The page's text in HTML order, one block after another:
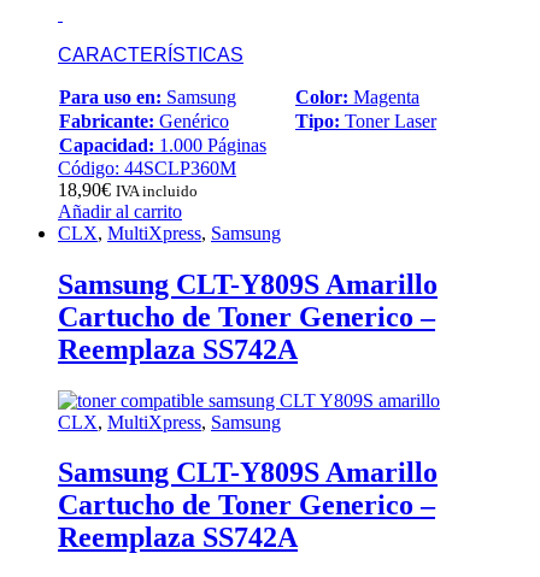
CARACTERÍSTICAS
Para uso en: Samsung Color: Magenta
Fabricante: Genérico Tipo: Toner Laser
Capacidad: 1.000 Páginas
Código: 44SCLP360M
18,90€ IVA incluido
Añadir al carrito
CLX, MultiXpress, Samsung
Samsung CLT-Y809S Amarillo
Cartucho de Toner Generico –
Reemplaza SS742A
CLX, MultiXpress, Samsung
Samsung CLT-Y809S Amarillo
Cartucho de Toner Generico –
Reemplaza SS742A